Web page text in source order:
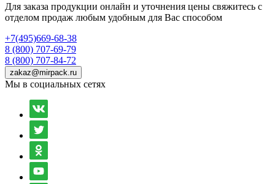
Для заказа продукции онлайн и уточнения цены свяжитесь с
отделом продаж любым удобным для Вас способом
+7(495)669-68-38
8 (800) 707-69-79
8 (800) 707-84-72
zakaz@mirpack.ru
Мы в социальных сетях